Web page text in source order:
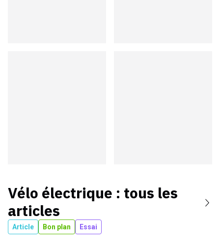
Vélo électrique : tous les
articles
Article Bon plan Essai